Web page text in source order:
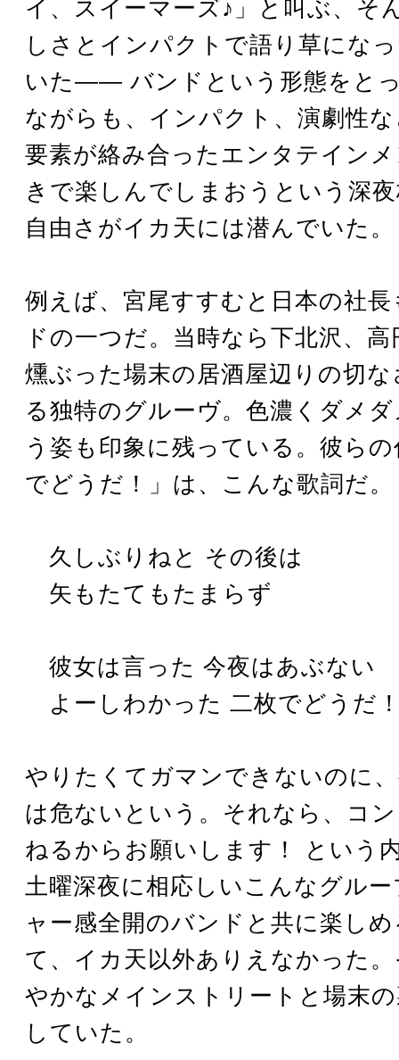
イ、スイーマーズ♪」と叫ぶ、そ
しさとインパクトで語り草にな
いた―― バンドという形態をと
ながらも、インパクト、演劇性
要素が絡み合ったエンタテイン
きで楽しんでしまおうという深
自由さがイカ天には潜んでいた。
例えば、宮尾すすむと日本の社
ドの一つだ。当時なら下北沢、
燻ぶった場末の居酒屋辺りの切
る独特のグルーヴ。色濃くダメ
う姿も印象に残っている。彼ら
でどうだ！」は、こんな歌詞だ。
久しぶりねと その後は
矢もたてもたまらず
彼女は言った 今夜はあぶない
よーしわかった 二枚でどうだ
やりたくてガマンできないのに
は危ないという。それなら、コ
ねるからお願いします！ という
土曜深夜に相応しいこんなグル
ャー感全開のバンドと共に楽し
て、イカ天以外ありえなかった
やかなメインストリートと場末
していた。